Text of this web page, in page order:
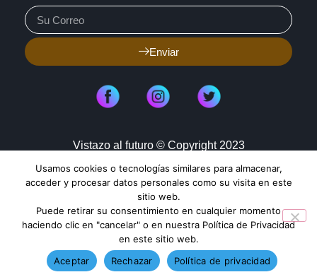
Enviar
Vistazo al futuro © Copyright 2023
Aviso de Privacidad
Política de Cookies
Mapa de Sitio
TENDENCIAS HOY
VoLTE no gasta más datos y mejora tus llamadas
Usamos cookies o tecnologías similares para almacenar,
acceder y procesar datos personales como su visita en este
sitio web.
Puede retirar su consentimiento en cualquier momento
haciendo clic en "cancelar" o en nuestra Política de Privacidad
en este sitio web.
Aceptar
Rechazar Política de privacidad